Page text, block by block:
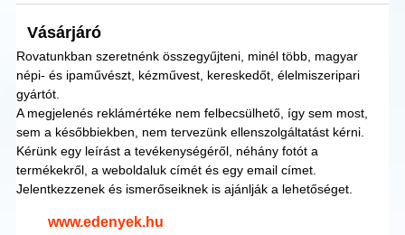
Vásárjáró
Rovatunkban szeretnénk összegyűjteni, minél több, magyar
népi- és ipaművészt, kézművest, kereskedőt, élelmiszeripari
gyártót.
A megjelenés reklámértéke nem felbecsülhető, így sem most,
sem a későbbiekben, nem tervezünk ellenszolgáltatást kérni.
Kérünk egy leírást a tevékenységéről, néhány fotót a
termékekről, a weboldaluk címét és egy email címet.
Jelentkezzenek és ismerőseiknek is ajánlják a lehetőséget.
www.edenyek.hu